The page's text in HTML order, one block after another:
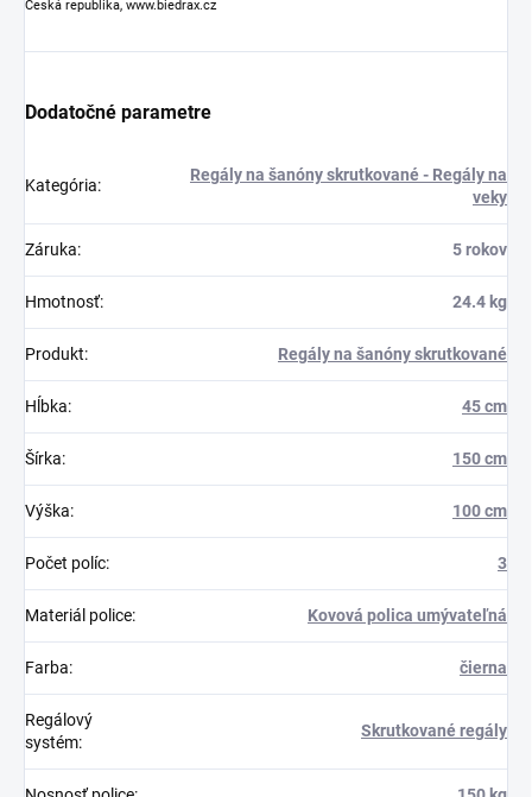
Česká republika, www.biedrax.cz
Dodatočné parametre
Kategória:
Regály na šanóny skrutkované - Regály na
veky
Záruka: 5 rokov
Hmotnosť: 24.4 kg
Produkt: Regály na šanóny skrutkované
Hĺbka: 45 cm
Šírka: 150 cm
Výška: 100 cm
Počet políc: 3
Materiál police: Kovová polica umývateľná
Farba: čierna
Regálový
systém:
Skrutkované regály